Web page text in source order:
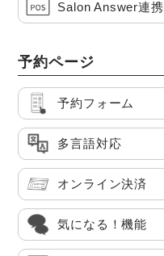
Salon Answer連携
予約ページ
予約フォーム
多言語対応
オンライン決済
気になる！機能